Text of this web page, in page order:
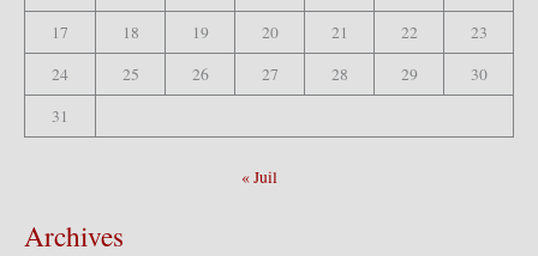
17
18 19 20 21 22
23
24
25 26 27 28 29
30
31
« Juil
Archives